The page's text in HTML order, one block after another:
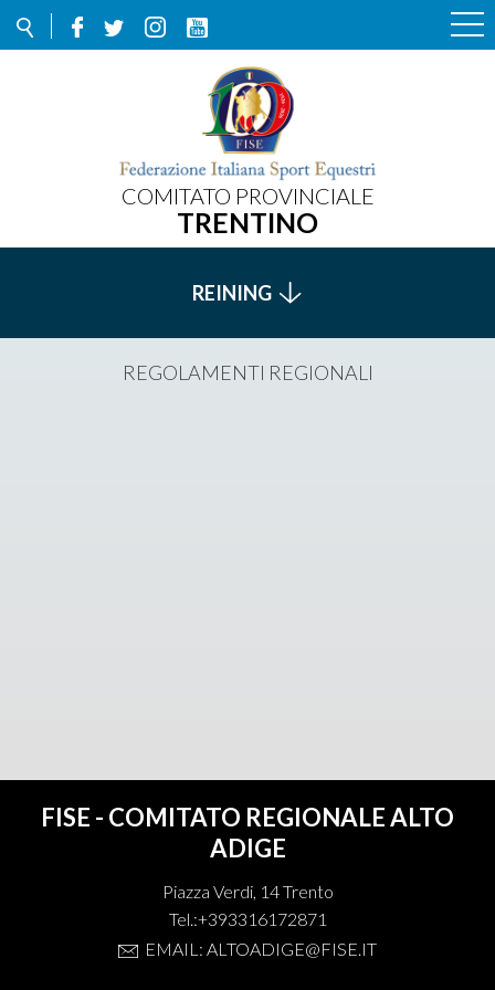
COMITATO PROVINCIALE
TRENTINO
REINING
REGOLAMENTI REGIONALI
FISE - COMITATO REGIONALE ALTO
ADIGE
Piazza Verdi, 14 Trento
Tel.:+393316172871
EMAIL: ALTOADIGE@FISE.IT